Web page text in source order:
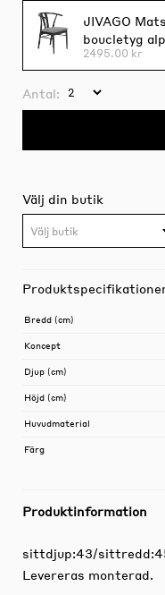
JIVAGO
boucletyg
2495.00 kr
Antal:
Välj din butik
Välj butik
Bredd (cm)
Koncept
Djup (cm)
Höjd (cm)
Huvudmaterial
Färg
Produktinformation
sittdjup:43/
Levereras monterad.